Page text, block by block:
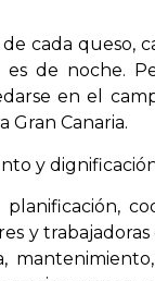
cada queso,
de noche.
en el
Canaria.
y
y trabajadoras